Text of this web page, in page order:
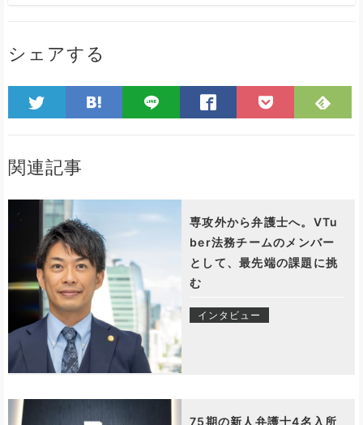
シェアする
関連記事
専攻外から弁護士へ。VTu
ber法務チームのメンバー
として、最先端の課題に挑
む
インタビュー
75期の新人弁護士4名入所